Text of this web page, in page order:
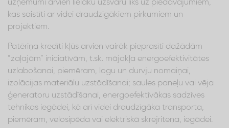
uzņēmumi arvien lielāku uzsvaru liks uz piedāvājumiem,
kas saistīti ar videi draudzīgākiem pirkumiem un
projektiem.
Patēriņa kredīti kļūs arvien vairāk pieprasīti dažādām
“zaļajām” iniciatīvām, t.sk. mājokļa energoefektivitātes
uzlabošanai, piemēram, logu un durvju nomaiņai,
izolācijas materiālu uzstādīšanai; saules paneļu vai vēja
ģeneratoru uzstādīšanai, energoefektīvākas sadzīves
tehnikas iegādei, kā arī videi draudzīgāka transporta,
piemēram, velosipēda vai elektriskā skrejriteņa, iegādei.